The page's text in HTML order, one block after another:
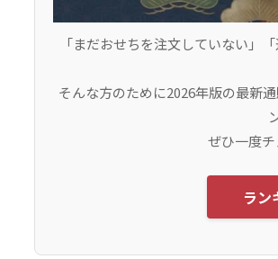
「まだおせちを注文していない」
そんな方のために2026年版の最新
ぜひ一度チ
ラ